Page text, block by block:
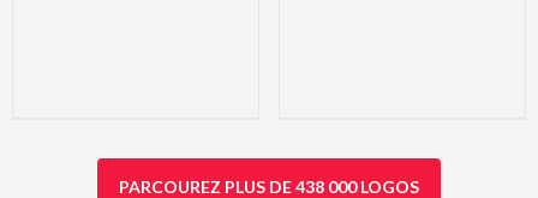
PARCOUREZ PLUS DE 438 000 LOGOS